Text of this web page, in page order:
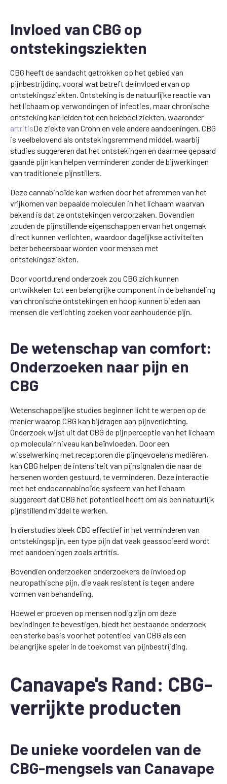
Invloed van CBG op
ontstekingsziekten
CBG heeft de aandacht getrokken op het gebied van
pijnbestrijding, vooral wat betreft de invloed ervan op
ontstekingsziekten. Ontsteking is de natuurlijke reactie van
het lichaam op verwondingen of infecties, maar chronische
ontsteking kan leiden tot een heleboel ziekten, waaronder
artritisDe ziekte van Crohn en vele andere aandoeningen. CBG
is veelbelovend als ontstekingsremmend middel, waarbij
studies suggereren dat het ontstekingen en daarmee gepaard
gaande pijn kan helpen verminderen zonder de bijwerkingen
van traditionele pijnstillers.
Deze cannabinoïde kan werken door het afremmen van het
vrijkomen van bepaalde moleculen in het lichaam waarvan
bekend is dat ze ontstekingen veroorzaken. Bovendien
zouden de pijnstillende eigenschappen ervan het ongemak
direct kunnen verlichten, waardoor dagelijkse activiteiten
beter beheersbaar worden voor mensen met
ontstekingsziekten.
Door voortdurend onderzoek zou CBG zich kunnen
ontwikkelen tot een belangrijke component in de behandeling
van chronische ontstekingen en hoop kunnen bieden aan
mensen die verlichting zoeken voor aanhoudende pijn.
De wetenschap van comfort:
Onderzoeken naar pijn en
CBG
Wetenschappelijke studies beginnen licht te werpen op de
manier waarop CBG kan bijdragen aan pijnverlichting.
Onderzoek wijst uit dat CBG de pijnperceptie van het lichaam
op moleculair niveau kan beïnvloeden. Door een
wisselwerking met receptoren die pijngevoelens mediëren,
kan CBG helpen de intensiteit van pijnsignalen die naar de
hersenen worden gestuurd, te verminderen. Deze interactie
met het endocannabinoïde systeem van het lichaam
suggereert dat CBG het potentieel heeft om als een natuurlijk
pijnstillend middel te werken.
In dierstudies bleek CBG effectief in het verminderen van
ontstekingspijn, een type pijn dat vaak geassocieerd wordt
met aandoeningen zoals artritis.
Bovendien onderzoeken onderzoekers de invloed op
neuropathische pijn, die vaak resistent is tegen andere
vormen van behandeling.
Hoewel er proeven op mensen nodig zijn om deze
bevindingen te bevestigen, biedt het bestaande onderzoek
een sterke basis voor het potentieel van CBG als een
belangrijke speler in de toekomst van pijnbestrijding.
Canavape's Rand: CBG-
verrijkte producten
De unieke voordelen van de
CBG-mengsels van Canavape